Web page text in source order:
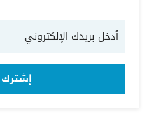
إشترك